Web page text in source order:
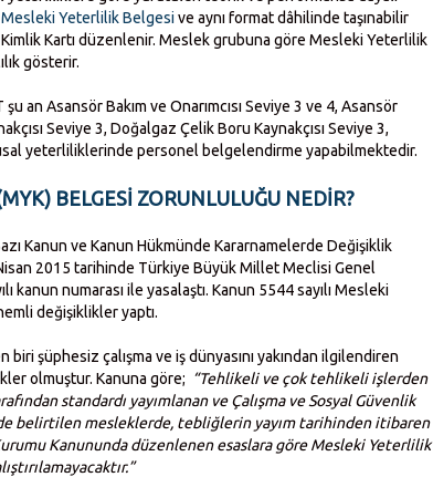
Mesleki Yeterlilik Belgesi ve aynı format dâhilinde taşınabilir
Kartı düzenlenir. Meslek grubuna göre Mesleki Yeterlilik
gösterir.
an Asansör Bakım ve Onarımcısı Seviye 3 ve 4, Asansör
Seviye 3, Doğalgaz Çelik Boru Kaynakçısı Seviye 3,
yeterliliklerinde personel belgelendirme yapabilmektedir.
BELGESİ ZORUNLULUĞU NEDİR?
Kanun ve Kanun Hükmünde Kararnamelerde Değişiklik
Nisan 2015 tarihinde Türkiye Büyük Millet Meclisi Genel
kanun numarası ile yasalaştı. Kanun 5544 sayılı Mesleki
değişiklikler yaptı.
şüphesiz çalışma ve iş dünyasını yakından ilgilendiren
olmuştur. Kanuna göre; “Tehlikeli ve çok tehlikeli işlerden
standardı yayımlanan ve Çalışma ve Sosyal Güvenlik
belirtilen mesleklerde, tebliğlerin yayım tarihinden itibaren
Kanununda düzenlenen esaslara göre Mesleki Yeterlilik